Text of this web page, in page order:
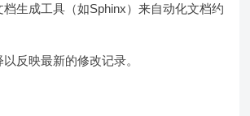
生成工具（如Sphinx）来自动化文档约
反映最新的修改记录。